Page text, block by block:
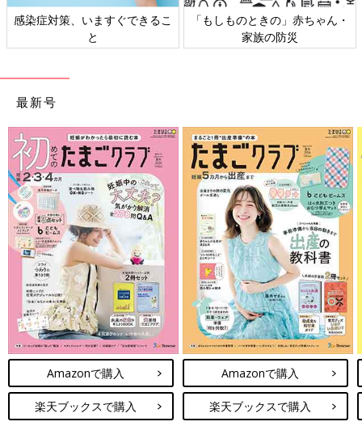
感染症対策、いますぐできるこ
と
「もしものときの」赤ちゃん・
家族の防災
最新号
Amazonで購入
楽天ブックスで購入
Amazonで購入
楽天ブックスで購入